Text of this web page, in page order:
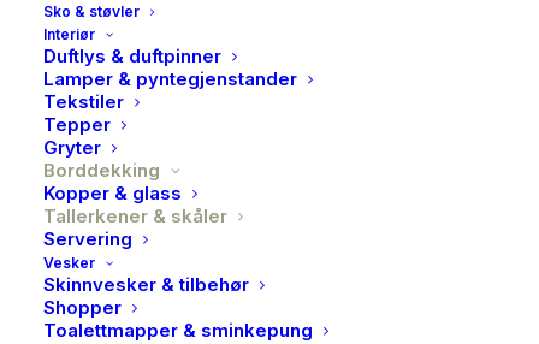
Sko & støvler
Interiør
Duftlys & duftpinner
Lamper & pyntegjenstander
Tekstiler
Tepper
Gryter
Borddekking
Kopper & glass
Tallerkener & skåler
Servering
Vesker
Skinnvesker & tilbehør
Shopper
Toalettmapper & sminkepung